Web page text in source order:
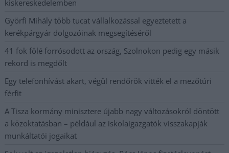
kiskereskedelemben
Györfi Mihály több tucat vállalkozással egyeztetett a
kerékpárgyár dolgozóinak megsegítéséről
41 fok fölé forrósodott az ország, Szolnokon pedig egy másik
rekord is megdőlt
Egy telefonhívást akart, végül rendőrök vitték el a mezőtúri
férfit
A Tisza kormány minisztere újabb nagy változásokról döntött
a közoktatásban – például az iskolaigazgatók visszakapják
munkáltatói jogaikat